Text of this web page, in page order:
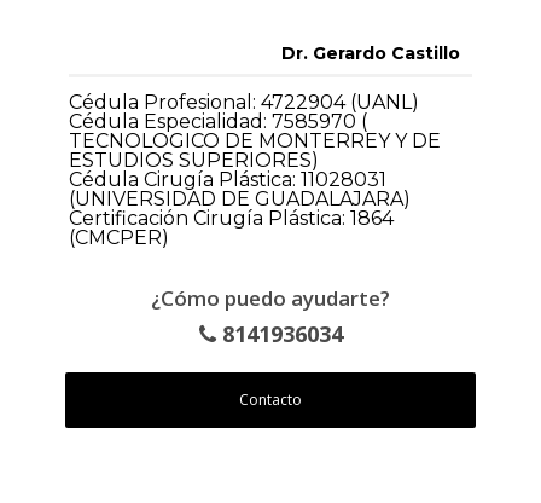
Dr. Gerardo Castillo
Cédula Profesional: 4722904 (UANL)
Cédula Especialidad: 7585970 (
TECNOLOGICO DE MONTERREY Y DE
ESTUDIOS SUPERIORES)
Cédula Cirugía Plástica: 11028031
(UNIVERSIDAD DE GUADALAJARA)
Certificación Cirugía Plástica: 1864
(CMCPER)
¿Cómo puedo ayudarte?
8141936034
Contacto